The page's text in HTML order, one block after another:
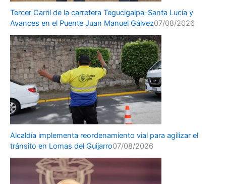
Tercer Carril de la carretera Tegucigalpa-Santa Lucía y
Avances en el Puente Juan Manuel Gálvez07/08/2026
Alcaldía implementa reordenamiento vial para agilizar el
tránsito en Lomas del Guijarro07/08/2026